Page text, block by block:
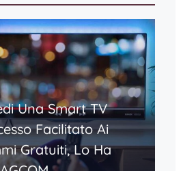
Una Smart TV
Facilitato Ai
Gratuiti, Lo Ha